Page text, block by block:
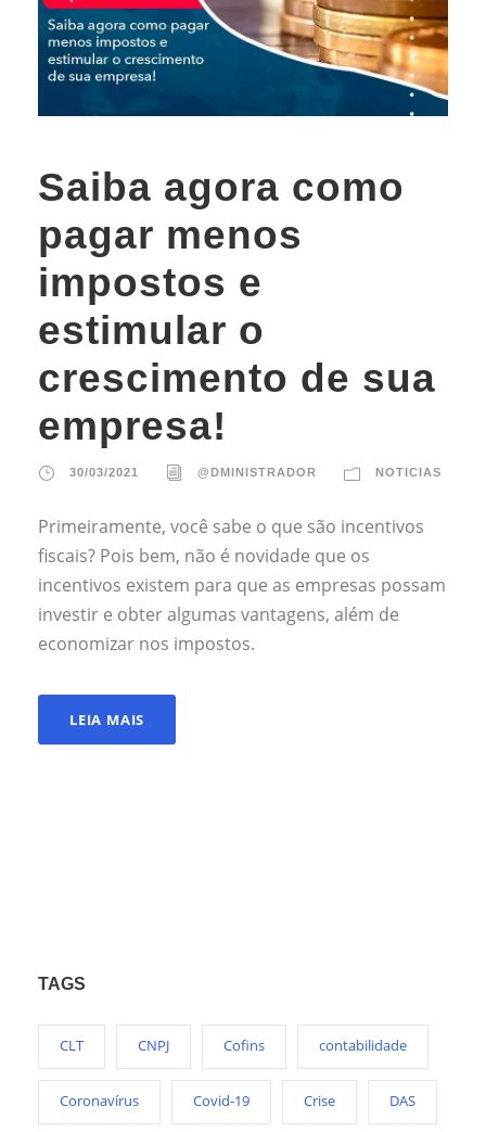
Saiba agora como
pagar menos
impostos e
estimular o
crescimento de sua
empresa!
30/03/2021 @DMINISTRADOR NOTICIAS
Primeiramente, você sabe o que são incentivos
fiscais? Pois bem, não é novidade que os
incentivos existem para que as empresas possam
investir e obter algumas vantagens, além de
economizar nos impostos.
LEIA MAIS
TAGS
CLT CNPJ Cofins contabilidade
Coronavírus Covid-19 Crise DAS